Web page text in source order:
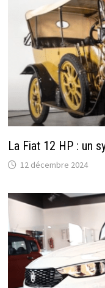
La Fiat 12 HP : un
12 décembre 2024